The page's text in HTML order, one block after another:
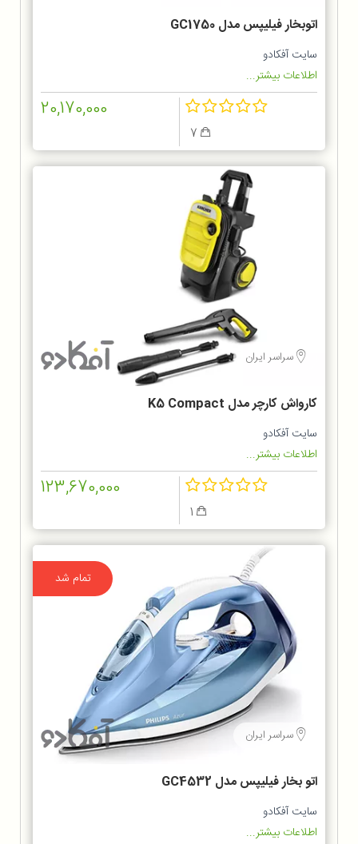
اتوبخار فیلیپس مدل GC1750
سایت آفکادو
اطلاعات بیشتر...
20,170,000
سراسر ایران
کارواش کارچر مدل K5 Compact
سایت آفکادو
اطلاعات بیشتر...
123,670,000
تمام شد
سراسر ایران
اتو بخار فیلیپس مدل GC4532
سایت آفکادو
اطلاعات بیشتر...